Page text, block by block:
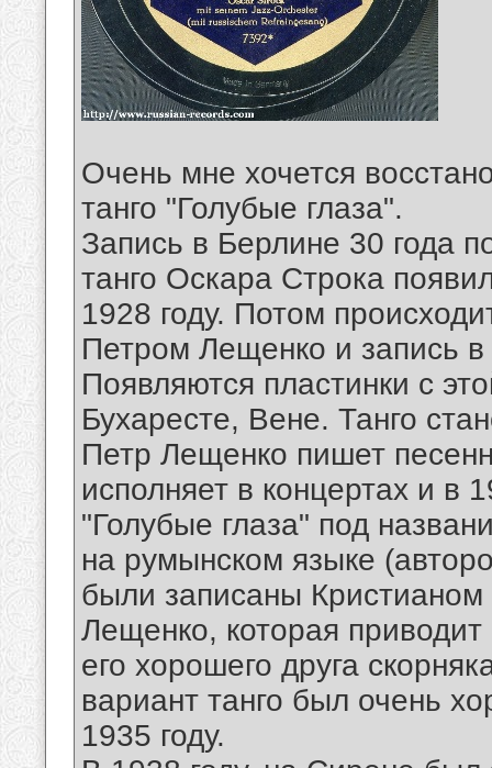
Очень мне хочется
танго "Голубые глаза".
Запись в Берлине 30 года
танго Оскара Строка
1928 году. Потом
Петром Лещенко и запись
Появляются пластинки с
Бухаресте, Вене. Танго
Петр Лещенко пишет
исполняет в концертах и в
"Голубые глаза" под
на румынском языке
были записаны
Лещенко, которая
его хорошего друга
вариант танго был очень
1935 году.